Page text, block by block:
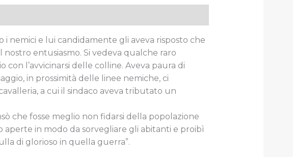
i nemici e lui candidamente gli aveva risposto che
entusiasmo. Si vedeva qualche raro
l’avvicinarsi delle colline. Aveva paura di
in prossimità delle linee nemiche, ci
a cui il sindaco aveva tributato un
che fosse meglio non fidarsi della popolazione
aperte in modo da sorvegliare gli abitanti e proibì
di glorioso in quella guerra”.